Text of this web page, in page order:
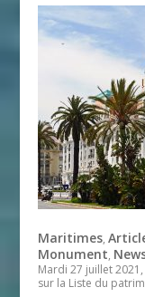
Maritimes,
Monument,
Mardi 27 juillet
sur la Liste du